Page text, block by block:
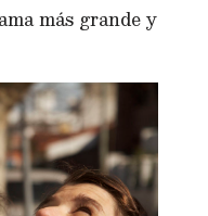
más grande y